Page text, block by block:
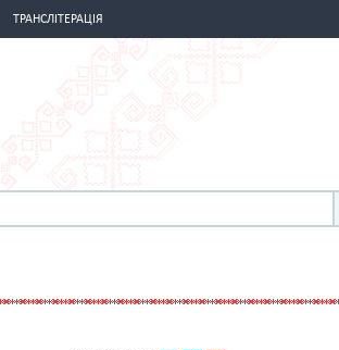
ТРАНСЛІТЕРАЦІЯ